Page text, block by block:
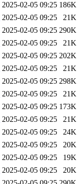
2025-02-05 09:25 186K
2025-02-05 09:25
21K
2025-02-05 09:25 290K
2025-02-05 09:25
21K
2025-02-05 09:25 202K
2025-02-05 09:25
21K
2025-02-05 09:25 298K
2025-02-05 09:25
21K
2025-02-05 09:25 173K
2025-02-05 09:25
21K
2025-02-05 09:25
24K
2025-02-05 09:25
20K
2025-02-05 09:25
19K
2025-02-05 09:25
20K